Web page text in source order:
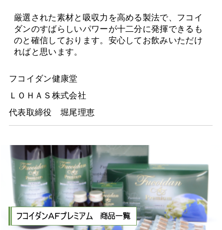
厳選された素材と吸収力を高める製法で、フコイ
ダンのすばらしいパワーが十二分に発揮できるも
のと確信しております。安心してお飲みいただけ
ればと思います。
フコイダン健康堂
ＬＯＨＡＳ株式会社
代表取締役 堀尾理恵